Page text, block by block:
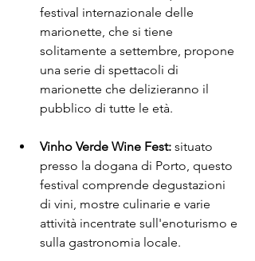
festival internazionale delle
marionette, che si tiene
solitamente a settembre, propone
una serie di spettacoli di
marionette che delizieranno il
pubblico di tutte le età.
Vinho Verde Wine Fest: situato
presso la dogana di Porto, questo
festival comprende degustazioni
di vini, mostre culinarie e varie
attività incentrate sull'enoturismo e
sulla gastronomia locale.